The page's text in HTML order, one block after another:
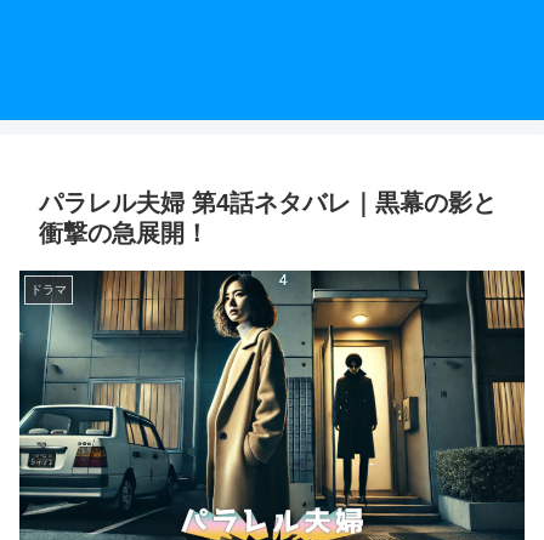
パラレル夫婦 第4話ネタバレ｜黒幕の影と
衝撃の急展開！
ドラマ